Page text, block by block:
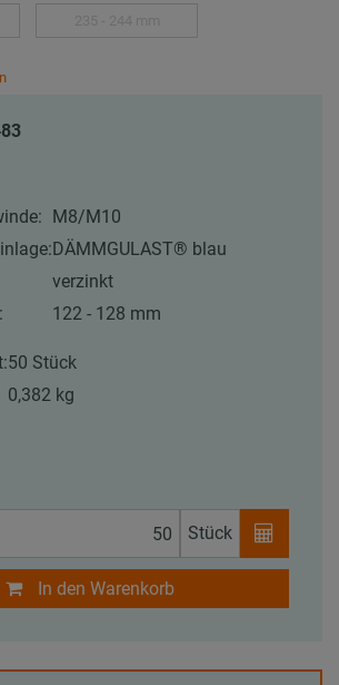
M8/M10
DÄMMGULAST® blau
verzinkt
122 - 128 mm
50 Stück
0,382 kg
Stück
In den Warenkorb